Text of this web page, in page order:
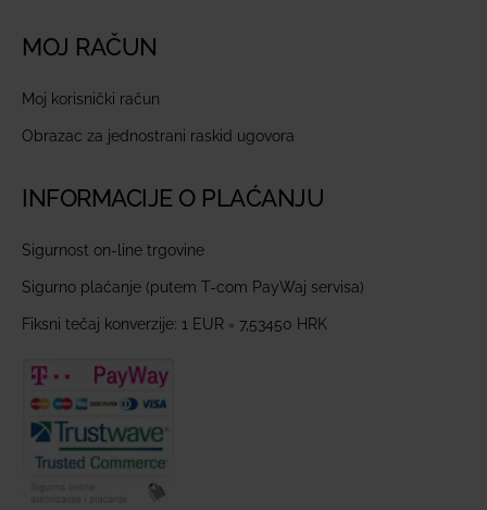
MOJ RAČUN
Moj korisnički račun
Obrazac za jednostrani raskid ugovora
INFORMACIJE O PLAĆANJU
Sigurnost on-line trgovine
Sigurno plaćanje (putem T-com PayWaj servisa)
Fiksni tečaj konverzije: 1 EUR = 7,53450 HRK